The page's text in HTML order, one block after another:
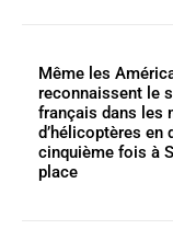
Même les
reconnaissent le
français dans les
d’hélicoptères en
cinquième fois à
place